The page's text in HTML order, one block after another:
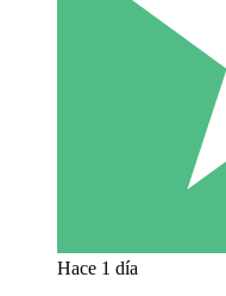
Hace 1 día